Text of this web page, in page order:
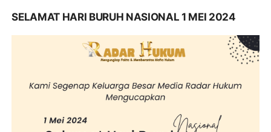
SELAMAT HARI BURUH NASIONAL 1 MEI 2024